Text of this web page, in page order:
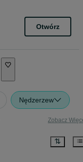
Otwórz
Nędzerzew
Zobacz